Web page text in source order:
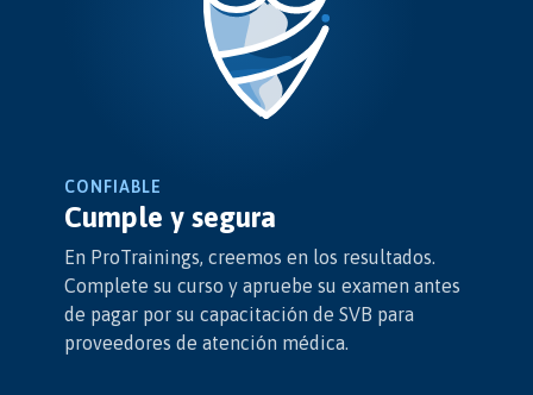
CONFIABLE
Cumple y segura
En ProTrainings, creemos en los resultados.
Complete su curso y apruebe su examen antes
de pagar por su capacitación de SVB para
proveedores de atención médica.